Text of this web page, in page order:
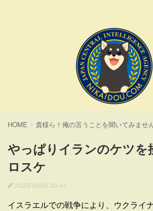
HOME > 貴様ら！俺の言うことを聞いてみませ
やっぱりイランのケツを
ロスケ
2023/10/09 20:41
イスラエルでの戦争により、ウクライ